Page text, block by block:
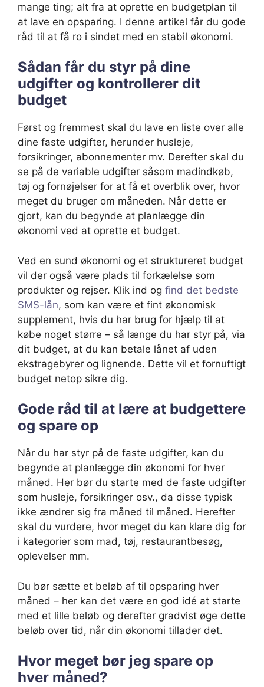
mange ting; alt fra at oprette en budgetplan til
at lave en opsparing. I denne artikel får du gode
råd til at få ro i sindet med en stabil økonomi.
Sådan får du styr på dine
udgifter og kontrollerer dit
budget
Først og fremmest skal du lave en liste over alle
dine faste udgifter, herunder husleje,
forsikringer, abonnementer mv. Derefter skal du
se på de variable udgifter såsom madindkøb,
tøj og fornøjelser for at få et overblik over, hvor
meget du bruger om måneden. Når dette er
gjort, kan du begynde at planlægge din
økonomi ved at oprette et budget.
Ved en sund økonomi og et struktureret budget
vil der også være plads til forkælelse som
produkter og rejser. Klik ind og find det bedste
SMS-lån, som kan være et fint økonomisk
supplement, hvis du har brug for hjælp til at
købe noget større – så længe du har styr på, via
dit budget, at du kan betale lånet af uden
ekstragebyrer og lignende. Dette vil et fornuftigt
budget netop sikre dig.
Gode råd til at lære at budgettere
og spare op
Når du har styr på de faste udgifter, kan du
begynde at planlægge din økonomi for hver
måned. Her bør du starte med de faste udgifter
som husleje, forsikringer osv., da disse typisk
ikke ændrer sig fra måned til måned. Herefter
skal du vurdere, hvor meget du kan klare dig for
i kategorier som mad, tøj, restaurantbesøg,
oplevelser mm.
Du bør sætte et beløb af til opsparing hver
måned – her kan det være en god idé at starte
med et lille beløb og derefter gradvist øge dette
beløb over tid, når din økonomi tillader det.
Hvor meget bør jeg spare op
hver måned?